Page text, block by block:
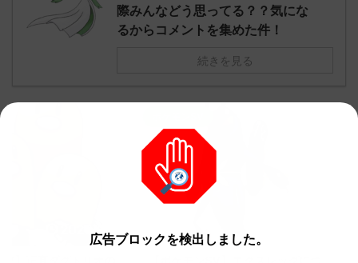
際みんなどう思ってる？？気にな
るからコメントを集めた件！
続きを見る
広告ブロックを検出しました。